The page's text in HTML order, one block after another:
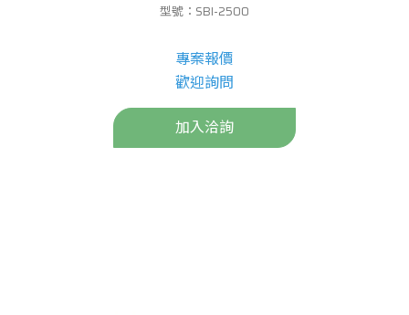
型號：SBI-2500
專案報價
歡迎詢問
加入洽詢